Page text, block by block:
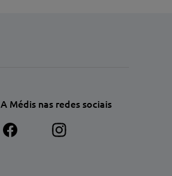
A Médis nas redes sociais